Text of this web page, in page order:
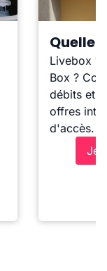
Quelle
Livebox ?
Box ?
débits et
offres
d'accès.
Je